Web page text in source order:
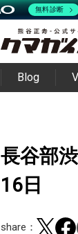
Blog
長谷部
16日
share：
無料診断